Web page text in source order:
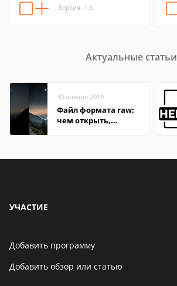
Версия: 1.6
Актуальные статьи
30 января 2019
Файл формата raw:
чем открыть,
УЧАСТИЕ
Добавить программу
Добавить обзор или статью